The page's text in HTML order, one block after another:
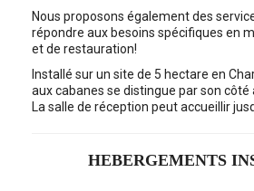
Nous proposons également des
répondre aux besoins spécifiques en
et de restauration!
Installé sur un site de 5 hectare en
aux cabanes se distingue par son côté
La salle de réception peut accueillir
HEBERGEMENTS